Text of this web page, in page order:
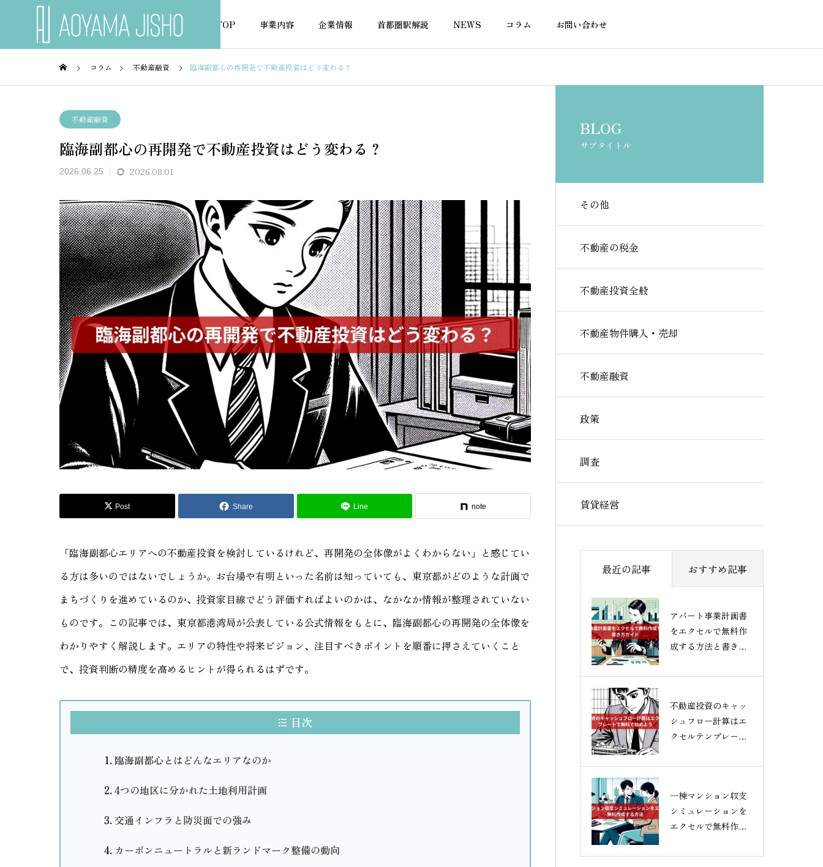
TOP 事業内容 企業情報 首都圏駅解説 NEWS コラム お問い合わせ
NEWS
お知らせ
アパート事業計画書をエクセ
ルで無料作成する方法と書き
方ガイド
不動産投資のキャッシュフロ
ー計算はエクセルテンプレー
トで無料で始めよう
一棟マンション収支シミュレ
ーションをエクセルで無料作
成する方法
戸建て投資の収支シミュレー
トの使い方と入力項目を解説
不動産投資ロ
コラム 不動産融資 臨海副都心の再開発で不動産投資はどう変わる？
不動産融資
臨海副都心の再開発で不動産投資はどう変わる？
2026.06.25 2026.08.01
Post Share Line note
「臨海副都心エリアへの不動産投資を検討しているけれど、再開発の全体像がよくわからない」と感じてい
る方は多いのではないでしょうか。お台場や有明といった名前は知っていても、東京都がどのような計画で
まちづくりを進めているのか、投資家目線でどう評価すればよいのかは、なかなか情報が整理されていない
ものです。この記事では、東京都港湾局が公表している公式情報をもとに、臨海副都心の再開発の全体像を
わかりやすく解説します。エリアの特性や将来ビジョン、注目すべきポイントを順番に押さえていくこと
で、投資判断の精度を高めるヒントが得られるはずです。
目次
臨海副都心とはどんなエリアなのか
4つの地区に分かれた土地利用計画
交通インフラと防災面での強み
カーボンニュートラルと新ランドマーク整備の動向
BLOG
サブタイトル
その他
不動産の税金
不動産投資全般
不動産物件購入・売却
不動産融資
政策
調査
賃貸経営
最近の記事 おすすめ記事
アパート事業計画書
をエクセルで無料作
成する方法と書き方
不動産投資のキャッ
シュフロー計算はエ
クセルテンプレート
一棟マンション収支
シミュレーションを
エクセルで無料作成